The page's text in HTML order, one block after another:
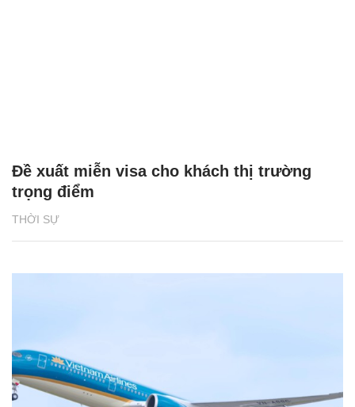
THỜI SỰ
Đề xuất miễn visa cho khách thị trường
trọng điểm